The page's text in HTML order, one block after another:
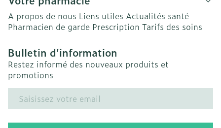
A propos de nous Liens utiles Actualités santé
Pharmacien de garde Prescription Tarifs des soins
Bulletin d’information
Restez informé des nouveaux produits et
promotions
Adresse mail